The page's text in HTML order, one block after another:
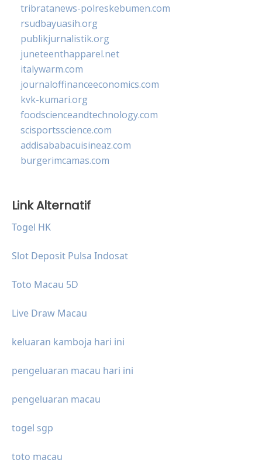
tribratanews-polreskebumen.com
rsudbayuasih.org
publikjurnalistik.org
juneteenthapparel.net
italywarm.com
journaloffinanceeconomics.com
kvk-kumari.org
foodscienceandtechnology.com
scisportsscience.com
addisababacuisineaz.com
burgerimcamas.com
Link Alternatif
Togel HK
Slot Deposit Pulsa Indosat
Toto Macau 5D
Live Draw Macau
keluaran kamboja hari ini
pengeluaran macau hari ini
pengeluaran macau
togel sgp
toto macau